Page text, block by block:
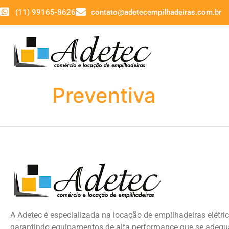
(11) 99165-8626 contato@adetecempilhadeiras.com.br
Preventiva
A Adetec é especializada na locação de empilhadeiras